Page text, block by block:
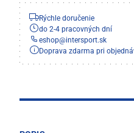
Rýchle doručenie
do 2-4 pracovných dní
eshop@intersport.sk
Doprava zdarma pri